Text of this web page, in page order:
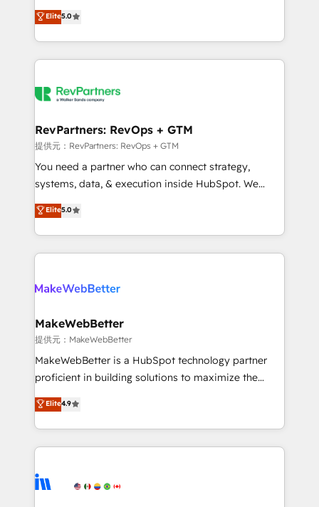
management, systems integration, and creative
solutions that deliver measurable impact and
transform brand experiences As one of the few full-
service creative agencies in the HubSpot
winning design to build scalable, globally
marketing campaigns, & RevOps frameworks that
fuel long-term success We connect the entire
customer lifecycle through seamless integrations,
ensure long-term adoption with change-
and service to drive sustainable growth With 6 key
HubSpot accreditations and experience across
Elite5.0
RevPartners: RevOps + GTM
提供元：RevPartners: RevOps + GTM
You need a partner who can connect strategy,
systems, data, & execution inside HubSpot. We
bridge the gap where most agencies fall short by
combining GTM strategy with technical execution to
solve the right problem with the right solution. As the
only firm in the world to hold Elite Partner
clients gain a unique advantage in CRM architecture,
market execution. Why B2B Businesses Choose RP: -
Secure: Soc2 compliant 🛡️ - Pricing: Implementations
starting at $1,5k 💵 - Speed: Launch in 14 days ⚡ -
Global: 75+ RPers across five continents 🌐 - Scale:
HubSpot Partner 🪴 - Sales Hub: More
implementations than any other Partner 💻 -
agency for an Ops problem. Don't hire a technical
agency for a growth problem. Hire a partner built to
Elite5.0
MakeWebBetter
提供元：MakeWebBetter
MakeWebBetter is a HubSpot technology partner
proficient in building solutions to maximize the
operational efficiency of HubSpot. The fastest-
growing tech-enabler & facilitator, MakeWebBetter,
hands you the blend of HubSpot expertise &
eminent solutions & integrations. Trust us to
Elite Partners with 10+ years of HubSpot experience
Elite4.9